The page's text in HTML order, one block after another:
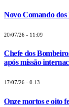
Novo Comando
20/07/26 - 11:09
Chefe dos
após missão
17/07/26 - 0:13
Onze mortos e oito